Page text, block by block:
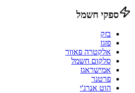
ספקי חשמל
בזק
פזגז
אלקטרה פאוור
סלקום חשמל
אמישראגז
פרטנר
הוט אנרג'י